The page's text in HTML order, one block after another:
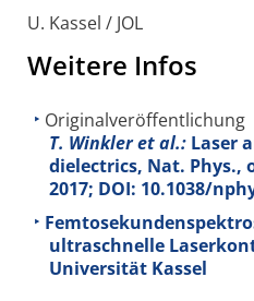
U. Kassel / JOL
Weitere Infos
Originalveröffentlichung
T. Winkler et al.: Laser
dielectrics, Nat. Phys.,
2017; DOI: 10.1038/
ultraschnelle
Universität Kassel